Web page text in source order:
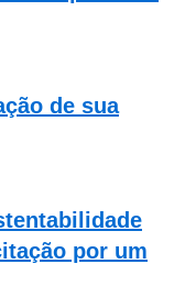
de sua
por um